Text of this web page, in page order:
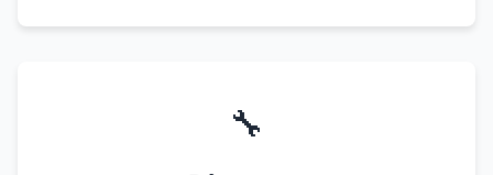
🔧